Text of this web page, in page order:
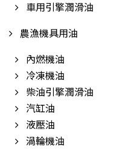
車用引擎潤滑油
農漁機具用油
內燃機油
冷凍機油
柴油引擎潤滑油
汽缸油
液壓油
渦輪機油